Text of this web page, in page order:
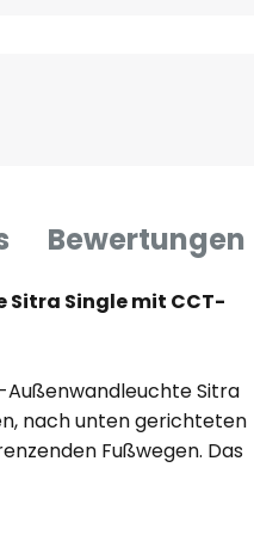
Bewertungen
Sitra Single mit CCT-
Außenwandleuchte Sitra
nach unten gerichteten
Fußwegen. Das
Aluminium gearbeitet.